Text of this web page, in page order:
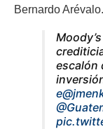
Bernardo Arévalo.
escalón
e